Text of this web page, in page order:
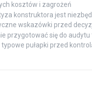
kosztów i zagrożeń
konstruktora jest
wskazówki przed
przygotować się do audytu
pułapki przed